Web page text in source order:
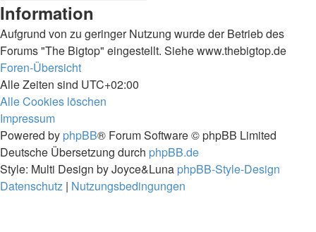
Information
Aufgrund von zu geringer Nutzung wurde der Betrieb des
Forums "The Bigtop" eingestellt. Siehe www.thebigtop.de
Foren-Übersicht
Alle Zeiten sind UTC+02:00
Alle Cookies löschen
Impressum
Powered by phpBB® Forum Software © phpBB Limited
Deutsche Übersetzung durch phpBB.de
Style: Multi Design by Joyce&Luna phpBB-Style-Design
Datenschutz | Nutzungsbedingungen